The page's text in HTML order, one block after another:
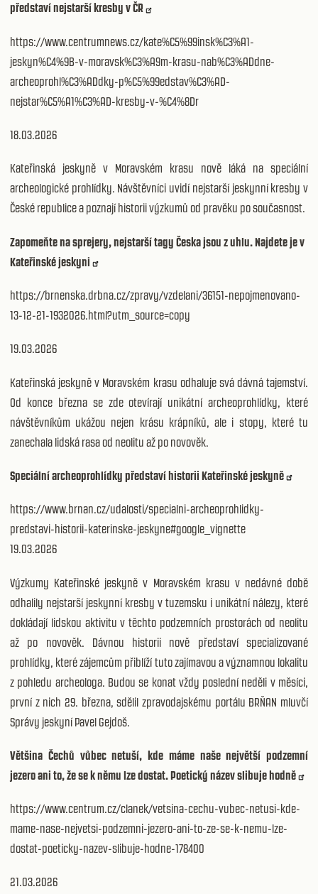
představí nejstarší kresby v ČR
https://www.centrumnews.cz/kate%C5%99insk%C3%A1-
jeskyn%C4%9B-v-moravsk%C3%A9m-krasu-nab%C3%ADdne-
archeoprohl%C3%ADdky-p%C5%99edstav%C3%AD-
nejstar%C5%A1%C3%AD-kresby-v-%C4%8Dr
18.03.2026
Kateřinská jeskyně v Moravském krasu nově láká na speciální
archeologické prohlídky. Návštěvníci uvidí nejstarší jeskynní kresby v
České republice a poznají historii výzkumů od pravěku po současnost.
Zapomeňte na sprejery, nejstarší tagy Česka jsou z uhlu. Najdete je v
Kateřinské jeskyni
https://brnenska.drbna.cz/zpravy/vzdelani/36151-nepojmenovano-
13-12-21-1932026.html?utm_source=copy
19.03.2026
Kateřinská jeskyně v Moravském krasu odhaluje svá dávná tajemství.
Od konce března se zde otevírají unikátní archeoprohlídky, které
návštěvníkům ukážou nejen krásu krápníků, ale i stopy, které tu
zanechala lidská rasa od neolitu až po novověk.
Speciální archeoprohlídky představí historii Kateřinské jeskyně
https://www.brnan.cz/udalosti/specialni-archeoprohlidky-
predstavi-historii-katerinske-jeskyne#google_vignette
19.03.2026
Výzkumy Kateřinské jeskyně v Moravském krasu v nedávné době
odhalily nejstarší jeskynní kresby v tuzemsku i unikátní nálezy, které
dokládají lidskou aktivitu v těchto podzemních prostorách od neolitu
až po novověk. Dávnou historii nově představí specializované
prohlídky, které zájemcům přiblíží tuto zajímavou a významnou lokalitu
z pohledu archeologa. Budou se konat vždy poslední neděli v měsíci,
první z nich 29. března, sdělil zpravodajskému portálu BRŇAN mluvčí
Správy jeskyní Pavel Gejdoš.
Většina Čechů vůbec netuší, kde máme naše největší podzemní
jezero ani to, že se k němu lze dostat. Poetický název slibuje hodně
https://www.centrum.cz/clanek/vetsina-cechu-vubec-netusi-kde-
mame-nase-nejvetsi-podzemni-jezero-ani-to-ze-se-k-nemu-lze-
dostat-poeticky-nazev-slibuje-hodne-178400
21.03.2026